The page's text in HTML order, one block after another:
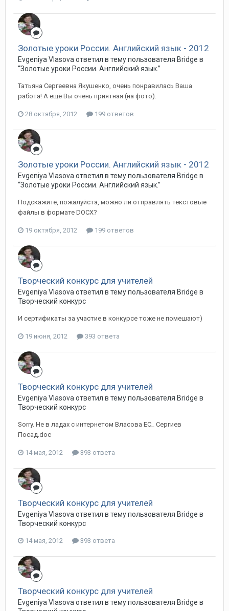
Золотые уроки России. Английский язык - 2012
Evgeniya Vlasova ответил в тему пользователя Bridge в
“Золотые уроки России. Английский язык.”
Татьяна Сергеевна Якушенко, очень понравилась Ваша
работа! А ещё Вы очень приятная (на фото).
28 октября, 2012 199 ответов
Золотые уроки России. Английский язык - 2012
Evgeniya Vlasova ответил в тему пользователя Bridge в
“Золотые уроки России. Английский язык.”
Подскажите, пожалуйста, можно ли отправлять текстовые
файлы в формате DOCX?
19 октября, 2012 199 ответов
Творческий конкурс для учителей
Evgeniya Vlasova ответил в тему пользователя Bridge в
Творческий конкурс
И сертификаты за участие в конкурсе тоже не помешают)
19 июня, 2012 393 ответа
Творческий конкурс для учителей
Evgeniya Vlasova ответил в тему пользователя Bridge в
Творческий конкурс
Sorry. Не в ладах с интернетом Власова ЕС_ Сергиев
Посад.doc
14 мая, 2012 393 ответа
Творческий конкурс для учителей
Evgeniya Vlasova ответил в тему пользователя Bridge в
Творческий конкурс
14 мая, 2012 393 ответа
Творческий конкурс для учителей
Evgeniya Vlasova ответил в тему пользователя Bridge в